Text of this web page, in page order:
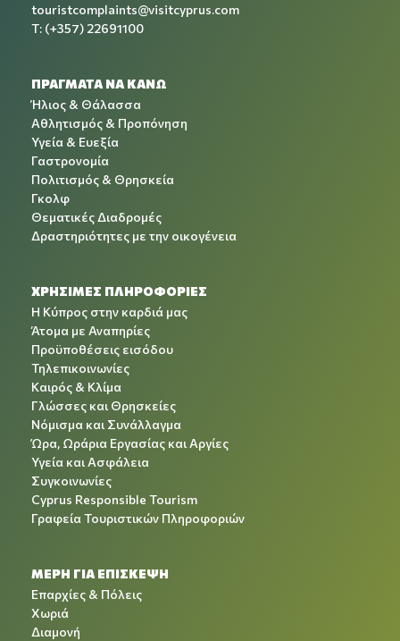
touristcomplaints@visitcyprus.com
T: (+357) 22691100
ΠΡΑΓΜΑΤΑ ΝΑ ΚΑΝΩ
Ήλιος & Θάλασσα
Αθλητισμός & Προπόνηση
Υγεία & Ευεξία
Γαστρονομία
Πολιτισμός & Θρησκεία
Γκολφ
Θεματικές Διαδρομές
Δραστηριότητες με την οικογένεια
ΧΡΉΣΙΜΕΣ ΠΛΗΡΟΦΟΡΊΕΣ
Η Κύπρος στην καρδιά μας
Άτομα με Αναπηρίες
Προϋποθέσεις εισόδου
Τηλεπικοινωνίες
Καιρός & Κλίμα
Γλώσσες και Θρησκείες
Νόμισμα και Συνάλλαγμα
Ώρα, Ωράρια Εργασίας και Αργίες
Υγεία και Ασφάλεια
Συγκοινωνίες
Cyprus Responsible Tourism
Γραφεία Τουριστικών Πληροφοριών
ΜΕΡΗ ΓΙΑ ΕΠΙΣΚΕΨΗ
Επαρχίες & Πόλεις
Χωριά
Διαμονή